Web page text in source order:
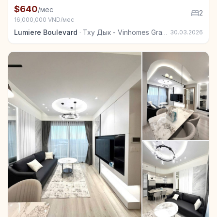
Квартира в аренду в Тху Дык - Vinhomes Grand
$640/мес
16,000,000 VND/мес
2
Lumiere Boulevard · Тху Дык - Vinhomes Grand Park 30.03.2026